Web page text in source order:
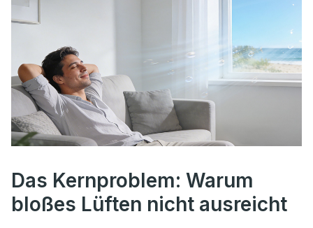
Das Kernproblem: Warum
bloßes Lüften nicht ausreicht